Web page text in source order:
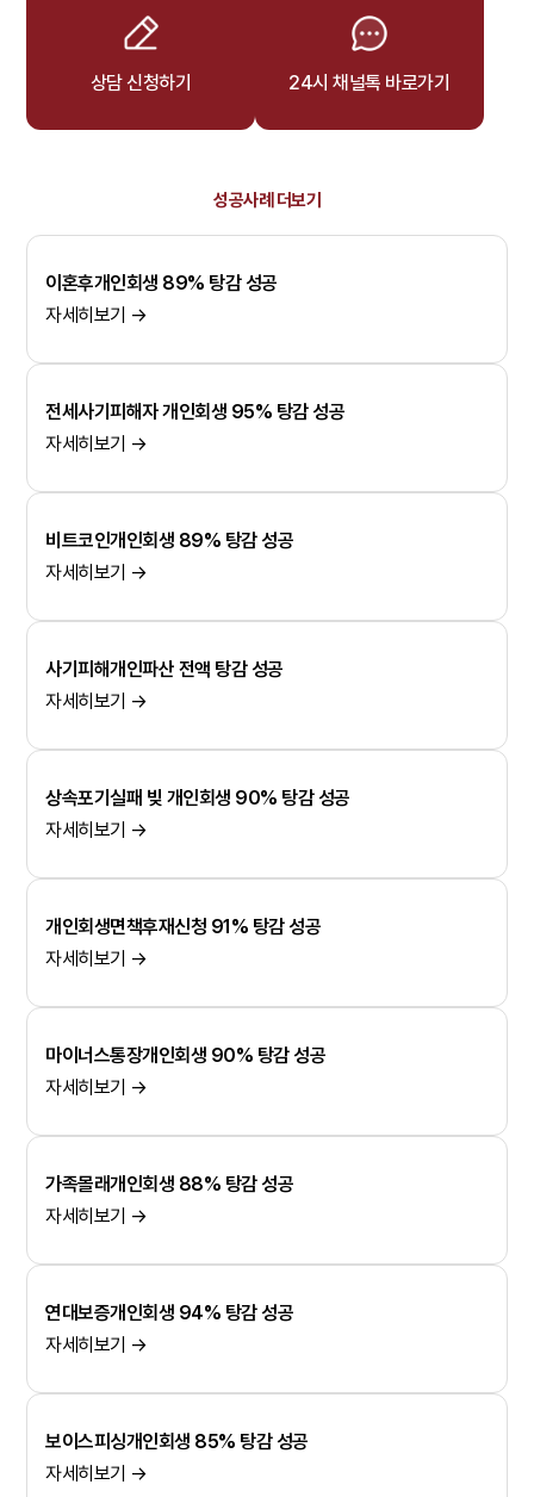
상담 신청하기 24시 채널톡 바로가기
성공사례 더보기
이혼후개인회생 89% 탕감 성공
자세히보기 →
전세사기피해자 개인회생 95% 탕감 성공
자세히보기 →
비트코인개인회생 89% 탕감 성공
자세히보기 →
사기피해개인파산 전액 탕감 성공
자세히보기 →
상속포기실패 빚 개인회생 90% 탕감 성공
자세히보기 →
개인회생면책후재신청 91% 탕감 성공
자세히보기 →
마이너스통장개인회생 90% 탕감 성공
자세히보기 →
가족몰래개인회생 88% 탕감 성공
자세히보기 →
연대보증개인회생 94% 탕감 성공
자세히보기 →
보이스피싱개인회생 85% 탕감 성공
자세히보기 →